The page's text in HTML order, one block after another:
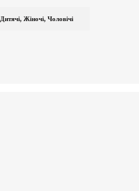
Дитячі, Жіночі, Чоловічі